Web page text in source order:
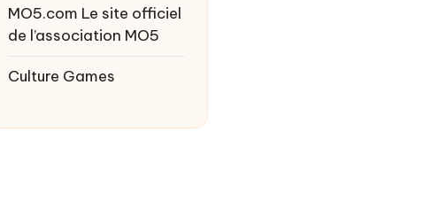
MO5.com Le site officiel
de l’association MO5
Culture Games